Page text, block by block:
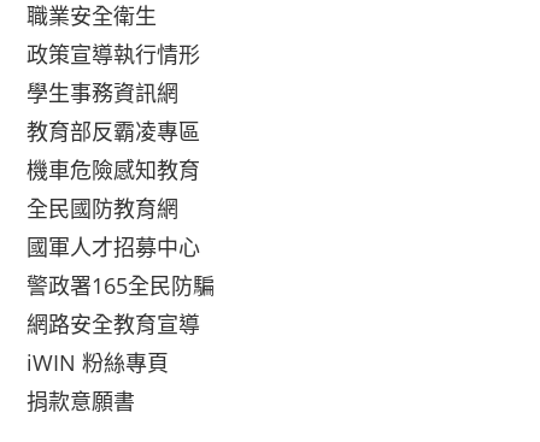
職業安全衛生
政策宣導執行情形
學生事務資訊網
教育部反霸凌專區
機車危險感知教育
全民國防教育網
國軍人才招募中心
警政署165全民防騙
網路安全教育宣導
iWIN 粉絲專頁
捐款意願書